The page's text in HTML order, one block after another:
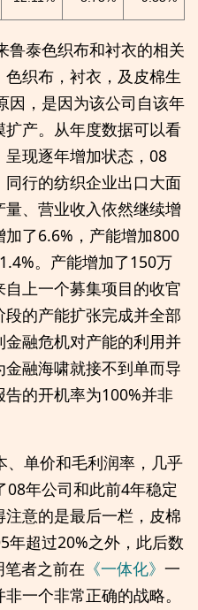
鲁泰色织布和衬衣的相关
织布，衬衣，及皮棉生
因，是因为该公司自该年
产。从年度数据可以看
现逐年增加状态，08
行的纺织企业出口大面
、营业收入依然继续增
了6.6%，产能增加800
。产能增加了150万
上一个募集项目的收官
的产能扩张完成并全部
融危机对产能的利用并
融海啸就接不到单而导
的开机率为100%并非
、单价和毛利润率，几乎
年公司和此前4年稳定
意的是最后一栏，皮棉
年超过20%之外，此后数
者之前在 《一体化》 一
一个非常正确的战略。